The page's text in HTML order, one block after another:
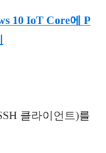
10 IoT Core에 P
클라이언트)를